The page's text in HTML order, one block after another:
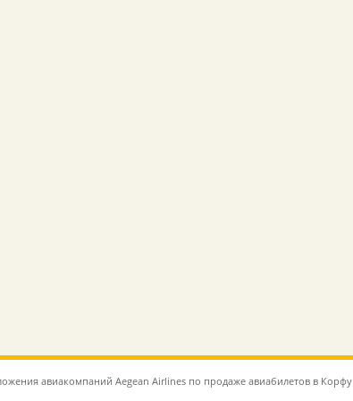
авиакомпаний Aegean Airlines по продаже авиабилетов в Корфу